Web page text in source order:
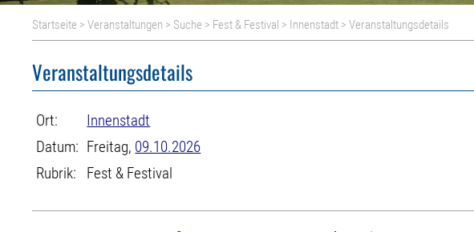
Startseite >Veranstaltungen > Suche > Fest & Festival > Innenstadt > Veranstaltungsdetails
Veranstaltungsdetails
Ort:
Innenstadt
Datum: Freitag, 09.10.2026
Rubrik:
Fest & Festival